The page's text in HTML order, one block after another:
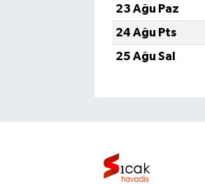
23 Ağu Paz
24 Ağu Pts
25 Ağu Sal